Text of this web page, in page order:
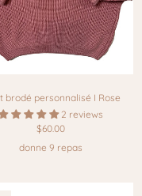
brodé personnalisé I Rose
2 reviews
$60.00
donne 9 repas